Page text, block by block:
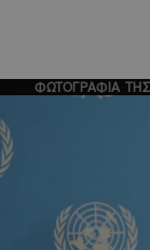
ΦΩΤΟΓΡΑΦΙΑ